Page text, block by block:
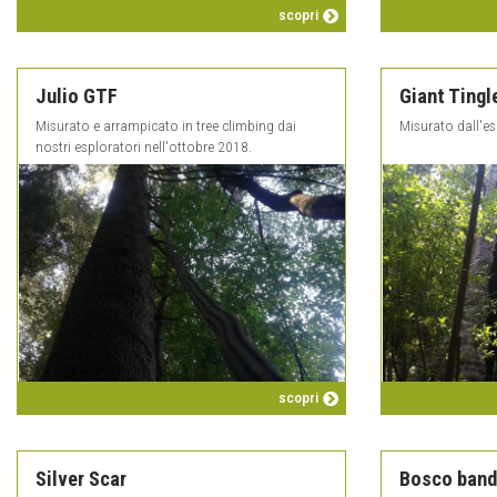
scopri
Julio GTF
Misurato e arrampicato in tree climbing dai
nostri esploratori nell'ottobre 2018.
scopri
Giant
Misurato
Silver Scar Bosco